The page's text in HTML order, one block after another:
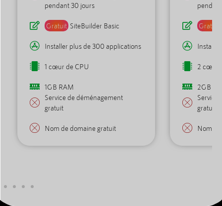
pendant 30 jours
Gratuit SiteBuilder Basic
Installer plus de 300 applications
1 cœur de CPU
1GB RAM
Service de déménagement
gratuit
Nom de domaine gratuit
Gratuit
2
2GB
Service
gratuit
Nom